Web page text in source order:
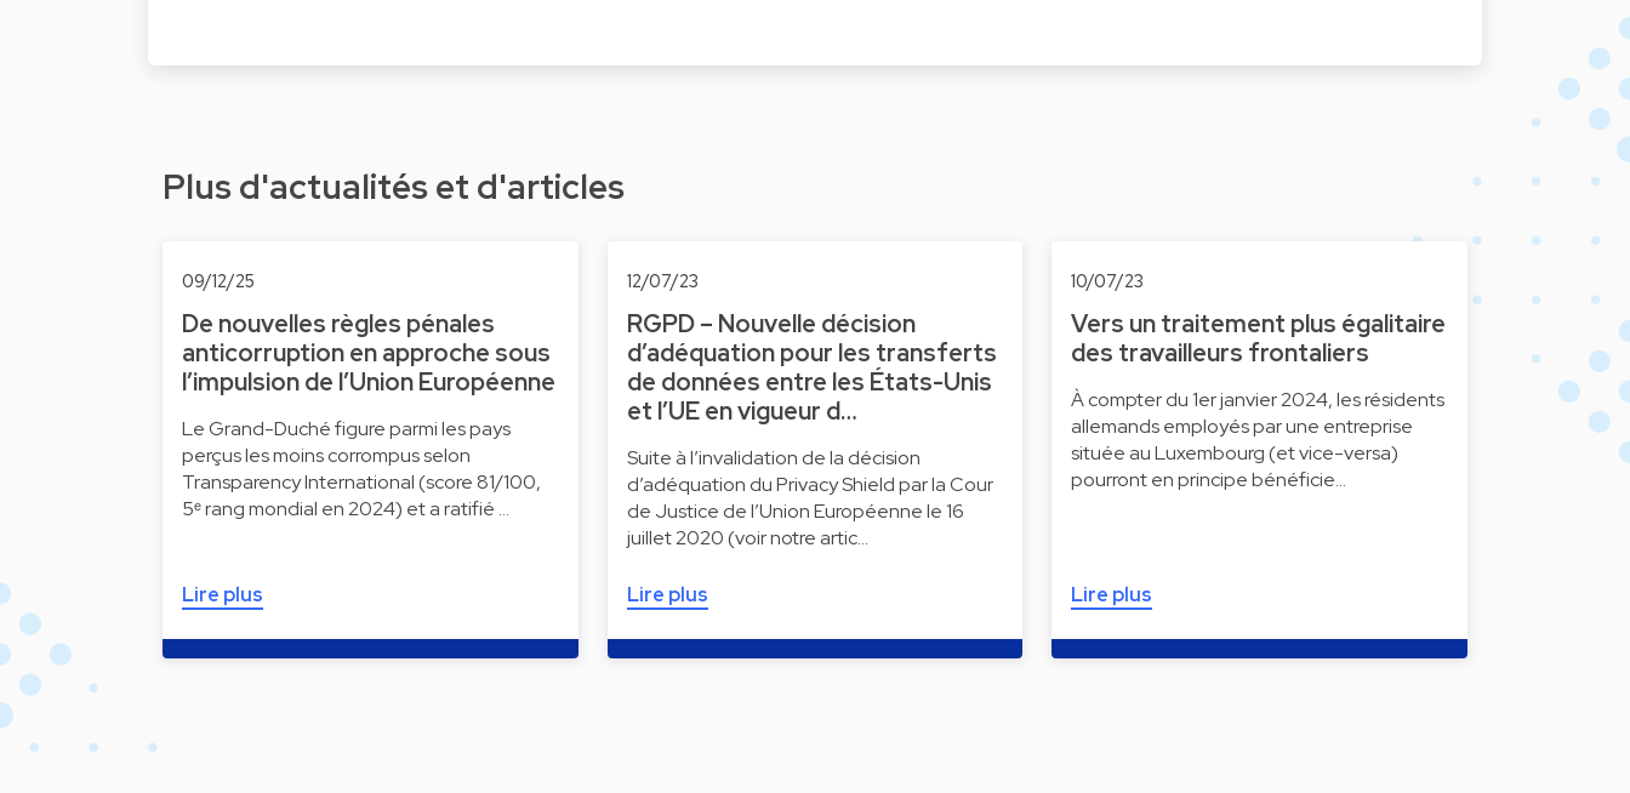
Plus d'actualités et d'articles
09/12/25
De nouvelles règles pénales
anticorruption en approche sous
l’impulsion de l’Union Européenne
Le Grand-Duché figure parmi les pays
perçus les moins corrompus selon
Transparency International (score 81/100,
5ᵉ rang mondial en 2024) et a ratifié …
Lire plus
12/07/23
RGPD – Nouvelle décision
d’adéquation pour les transferts
de données entre les États-Unis
et l’UE en vigueur d…
Suite à l’invalidation de la décision
d’adéquation du Privacy Shield par la Cour
de Justice de l’Union Européenne le 16
juillet 2020 (voir notre artic…
Lire plus
10/07/23
Vers un traitement plus égalitaire
des travailleurs frontaliers
À compter du 1er janvier 2024, les résidents
allemands employés par une entreprise
située au Luxembourg (et vice-versa)
pourront en principe bénéficie…
Lire plus